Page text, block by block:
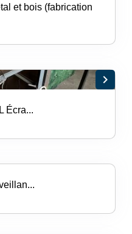
et bois (fabrication
chevron_right
Écra...